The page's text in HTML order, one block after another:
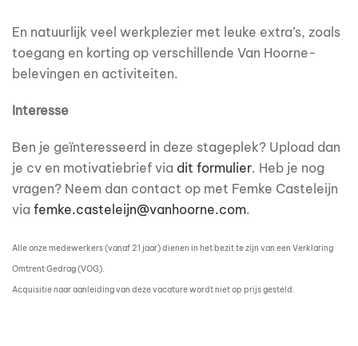
En natuurlijk veel werkplezier met leuke extra’s, zoals
toegang en korting op verschillende Van Hoorne-
belevingen en activiteiten.
Interesse
Ben je geïnteresseerd in deze stageplek? Upload dan
je cv en motivatiebrief via dit formulier. Heb je nog
vragen? Neem dan contact op met Femke Casteleijn
via femke.casteleijn@vanhoorne.com.
Alle onze medewerkers (vanaf 21 jaar) dienen in het bezit te zijn van een Verklaring
Omtrent Gedrag (VOG).
Acquisitie naar aanleiding van deze vacature wordt niet op prijs gesteld.